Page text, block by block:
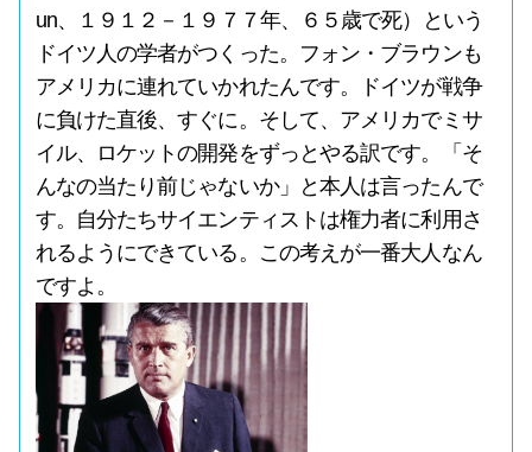
un、１９１２－１９７７年、６５歳で死）という
ドイツ人の学者がつくった。フォン・ブラウンも
アメリカに連れていかれたんです。ドイツが戦争
に負けた直後、すぐに。そして、アメリカでミサ
イル、ロケットの開発をずっとやる訳です。「そ
んなの当たり前じゃないか」と本人は言ったんで
す。自分たちサイエンティストは権力者に利用さ
れるようにできている。この考えが一番大人なん
ですよ。